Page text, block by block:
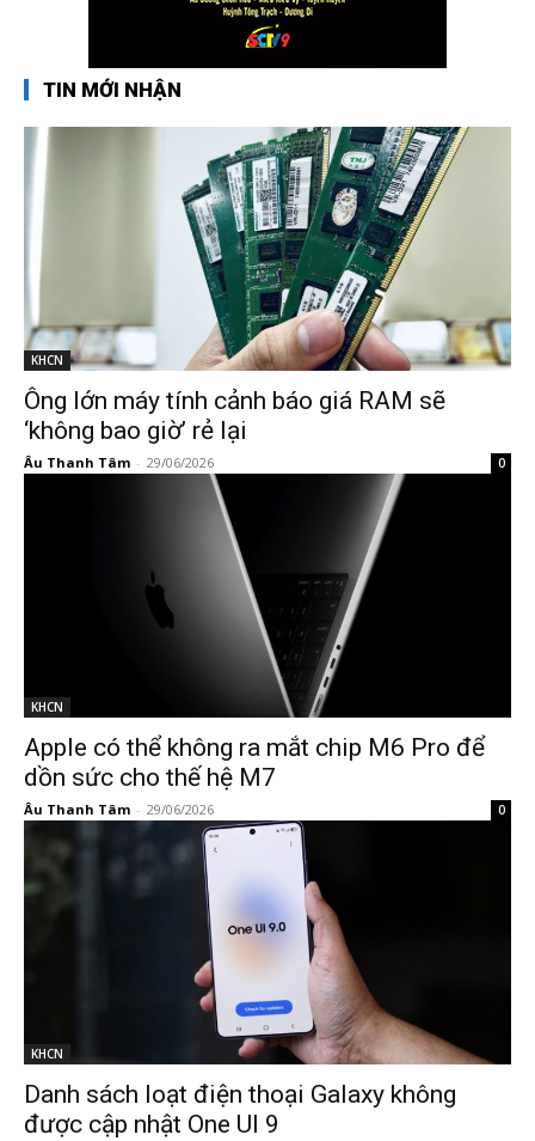
TIN MỚI NHẬN
KHCN
Ông lớn máy tính cảnh báo giá RAM sẽ
‘không bao giờ’ rẻ lại
Âu Thanh Tâm - 29/06/2026 0
KHCN
Apple có thể không ra mắt chip M6 Pro để
dồn sức cho thế hệ M7
Âu Thanh Tâm - 29/06/2026 0
KHCN
Danh sách loạt điện thoại Galaxy không
được cập nhật One UI 9